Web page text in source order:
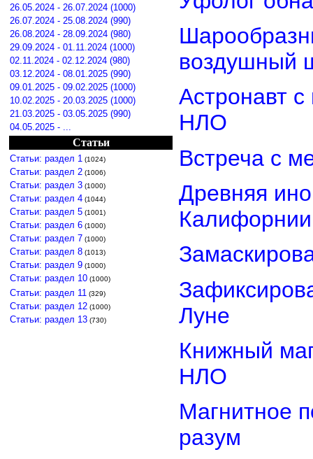
26.05.2024 - 26.07.2024 (1000)
26.07.2024 - 25.08.2024 (990)
26.08.2024 - 28.09.2024 (980)
29.09.2024 - 01.11.2024 (1000)
02.11.2024 - 02.12.2024 (980)
03.12.2024 - 08.01.2025 (990)
09.01.2025 - 09.02.2025 (1000)
10.02.2025 - 20.03.2025 (1000)
21.03.2025 - 03.05.2025 (990)
04.05.2025 - ...
Статьи
Статьи: раздел 1 (1024)
Статьи: раздел 2 (1006)
Статьи: раздел 3 (1000)
Статьи: раздел 4 (1044)
Статьи: раздел 5 (1001)
Статьи: раздел 6 (1000)
Статьи: раздел 7 (1000)
Статьи: раздел 8 (1013)
Статьи: раздел 9 (1000)
Статьи: раздел 10 (1000)
Статьи: раздел 11 (329)
Статьи: раздел 12 (1000)
Статьи: раздел 13 (730)
воздушный
Астронавт
НЛО
Встреча с
Древняя
Калифорнии
Луне
Книжный
НЛО
Магнитное
разум